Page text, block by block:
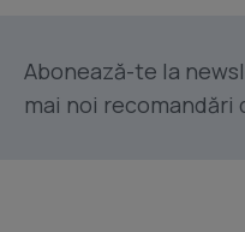
Abonează-te la
mai noi